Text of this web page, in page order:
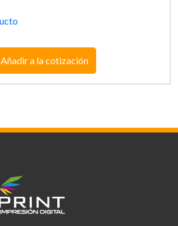
Añadir a la cotización